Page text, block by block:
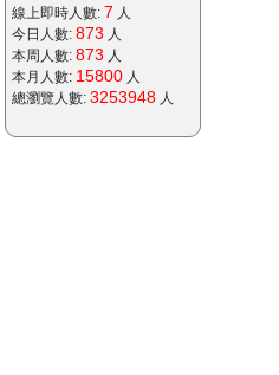
線上即時人數: 7 人
今日人數: 873 人
本周人數: 873 人
本月人數: 15800 人
總瀏覽人數: 3253948 人